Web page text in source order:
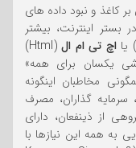
کاغذ و نبود داده های
بستر اینترنت، بیشتر
اچ تی ام ال
(Html)
یکسان برای همه»
مخاطبان اینگونه
سرمایه گذاران، مصرف
از ذینفعان، دارای
به همه این نیازها با